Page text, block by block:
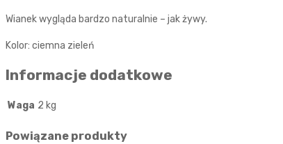
Wianek wygląda bardzo naturalnie – jak żywy.
Kolor: ciemna zieleń
Informacje dodatkowe
Waga 2 kg
Powiązane produkty